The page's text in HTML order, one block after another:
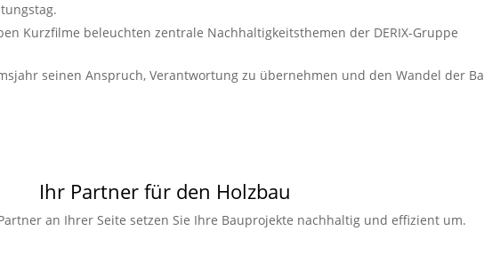
Kurzfilme beleuchten zentrale Nachhaltigkeitsthemen der DERIX-Gruppe
seinen Anspruch, Verantwortung zu übernehmen und den Wandel der
Ihr Partner für den Holzbau
an Ihrer Seite setzen Sie Ihre Bauprojekte nachhaltig und effizient um.